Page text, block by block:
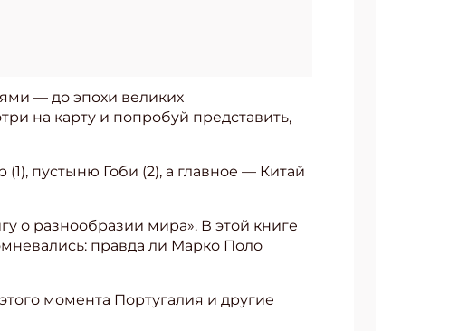
— до эпохи великих
на карту и попробуй представить,
пустыню Гоби (2), а главное — Китай
о разнообразии мира». В этой книге
правда ли Марко Поло
момента Португалия и другие